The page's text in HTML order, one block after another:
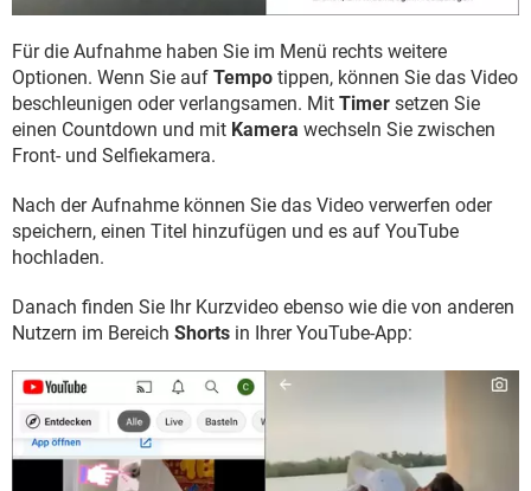
Für die Aufnahme haben Sie im Menü rechts weitere
Optionen. Wenn Sie auf Tempo tippen, können Sie das Video
beschleunigen oder verlangsamen. Mit Timer setzen Sie
einen Countdown und mit Kamera wechseln Sie zwischen
Front- und Selfiekamera.
Nach der Aufnahme können Sie das Video verwerfen oder
speichern, einen Titel hinzufügen und es auf YouTube
hochladen.
Danach finden Sie Ihr Kurzvideo ebenso wie die von anderen
Nutzern im Bereich Shorts in Ihrer YouTube-App: